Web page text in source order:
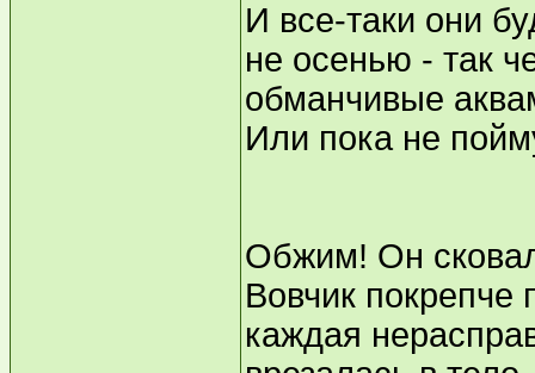
И все-таки они
не осенью - так
обманчивые
Или пока не
Обжим! Он
Вовчик покрепче
каждая